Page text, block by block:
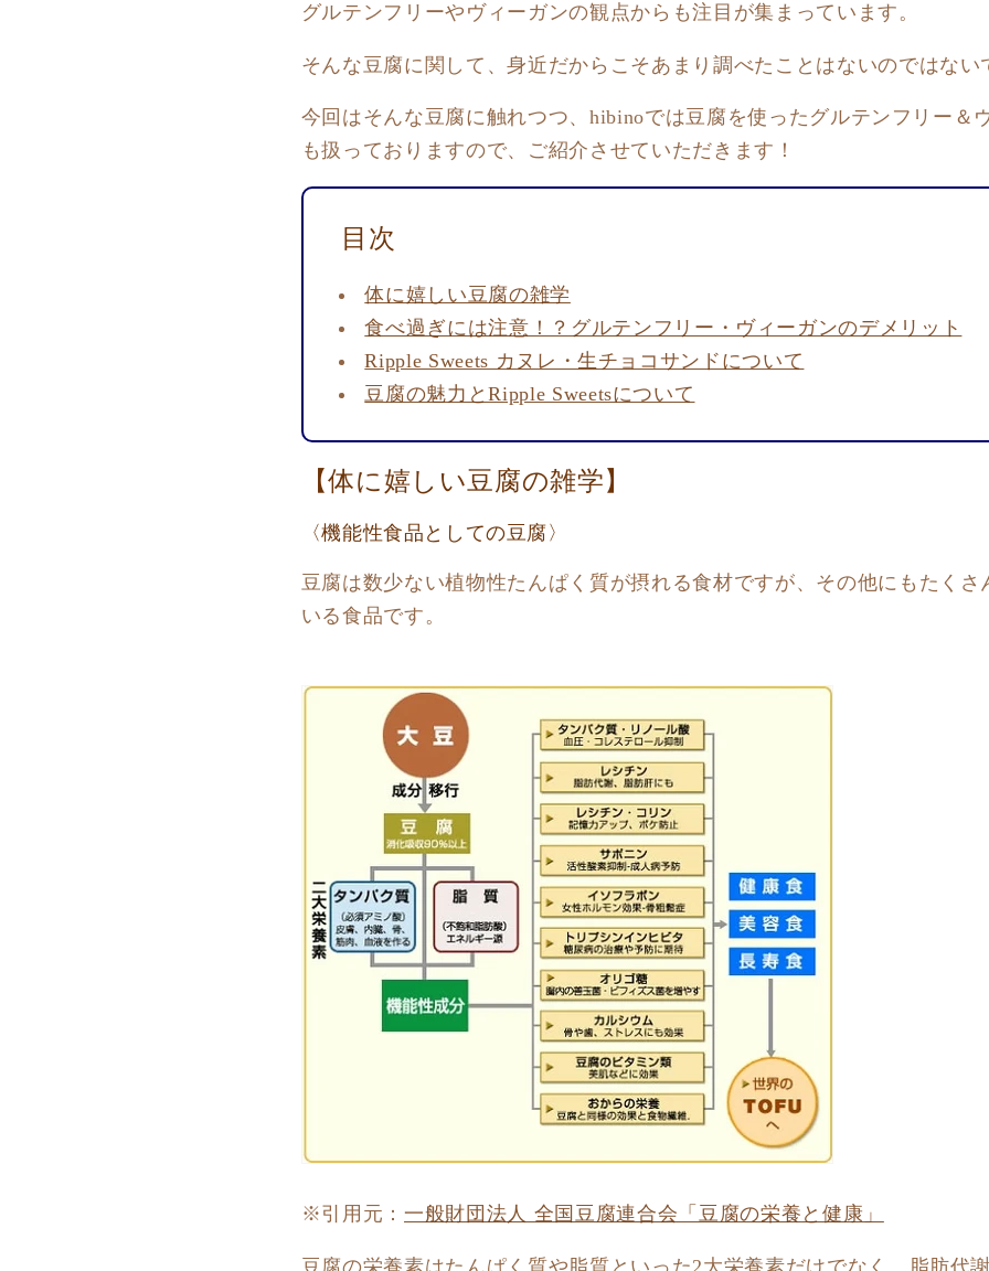
グルテンフリーやヴィーガンの観点からも注目が集まっています。
そんな豆腐に関して、身近だからこそあまり調べたことはないのではない
今回はそんな豆腐に触れつつ、hibinoでは豆腐を使ったグルテンフリー＆
も扱っておりますので、ご紹介させていただきます！
目次
体に嬉しい豆腐の雑学
食べ過ぎには注意！？グルテンフリー・ヴィーガンのデメリット
Ripple Sweets カヌレ・生チョコサンドについて
豆腐の魅力とRipple Sweetsについて
【体に嬉しい豆腐の雑学】
〈機能性食品としての豆腐〉
豆腐は数少ない植物性たんぱく質が摂れる食材ですが、その他にもたくさ
いる食品です。
※引用元：一般財団法人 全国豆腐連合会「豆腐の栄養と健康」